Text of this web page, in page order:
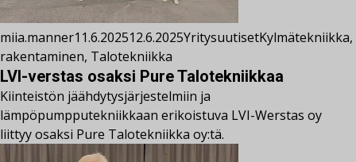
miia.manner11.6.202512.6.2025YritysuutisetKylmätekniikka,
rakentaminen, Talotekniikka
LVI-verstas osaksi Pure Talotekniikkaa
Kiinteistön jäähdytysjärjestelmiin ja
lämpöpumpputekniikkaan erikoistuva LVI-Werstas oy
liittyy osaksi Pure Talotekniikka oy:tä.